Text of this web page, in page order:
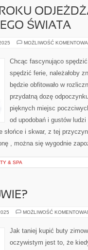
ŚWIATA
MOŻLIWOŚĆ
Chcąc fascynująco
spędzić ferie, należałoby
będzie obfitowało w
przydatną dozę
pięknych miejsc
od upodobań i gustów
słońce i skwar, z tej
, można się wygodnie
& SPA
MOŻLIWOŚĆ
Jak taniej kupić buty
oczywistym jest to, że